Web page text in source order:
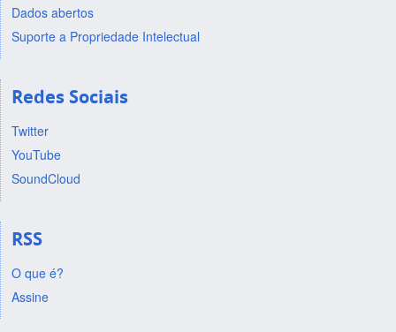
Dados abertos
Suporte a Propriedade Intelectual
Redes Sociais
Twitter
YouTube
SoundCloud
RSS
O que é?
Assine